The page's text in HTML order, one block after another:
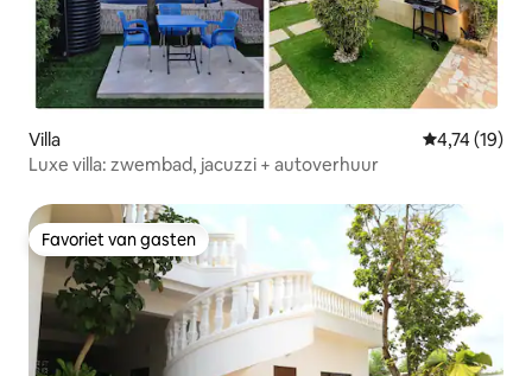
Villa Gemiddelde
4,74 (19)
Luxe villa: zwembad, jacuzzi + autoverhuur
Favoriet van gasten
Favoriet van gasten